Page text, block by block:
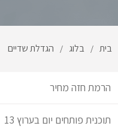
בית / בלוג / הגדלת שדיים
הרמת חזה מחיר
תוכנית פותחים יום בערוץ 13